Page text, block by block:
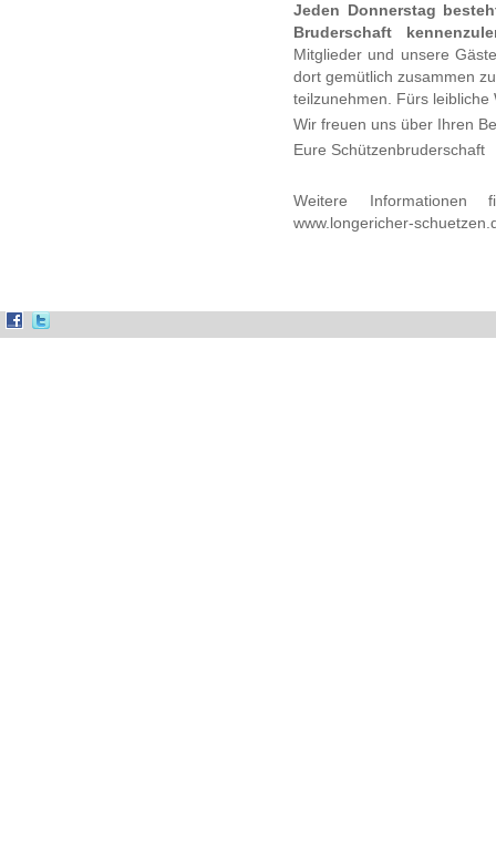
Jeden Donnerstag
Bruderschaft
Mitglieder und unsere
dort gemütlich zusammen
teilzunehmen. Fürs leibliche
Wir freuen uns über Ihren
Eure Schützenbruderschaft
Weitere
www.longericher-